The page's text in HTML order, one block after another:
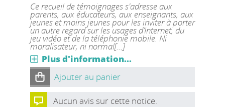
Ce recueil de témoignages s'adresse aux
parents, aux éducateurs, aux enseignants, aux
jeunes et moins jeunes pour les inviter à porter
un autre regard sur les usages d’Internet, du
jeu vidéo et de la téléphonie mobile. Ni
moralisateur, ni normal[...]
Plus d'information...
Ajouter au panier
Aucun avis sur cette notice.